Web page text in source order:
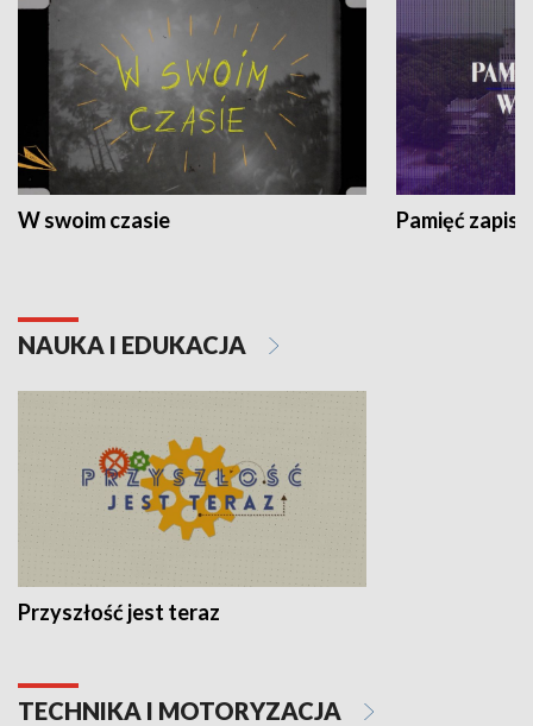
W swoim czasie Pamięć
NAUKA I EDUKACJA
Przyszłość jest teraz
TECHNIKA I MOTORYZACJA